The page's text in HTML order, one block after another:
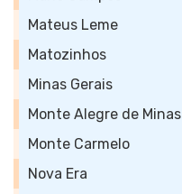
Mateus Leme
Matozinhos
Minas Gerais
Monte Alegre de Minas
Monte Carmelo
Nova Era